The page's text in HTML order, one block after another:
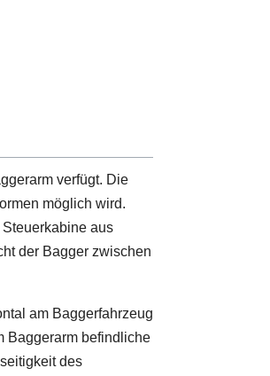
verfügt. Die
möglich wird.
aus
der Bagger zwischen
am Baggerfahrzeug
Baggerarm befindliche
des